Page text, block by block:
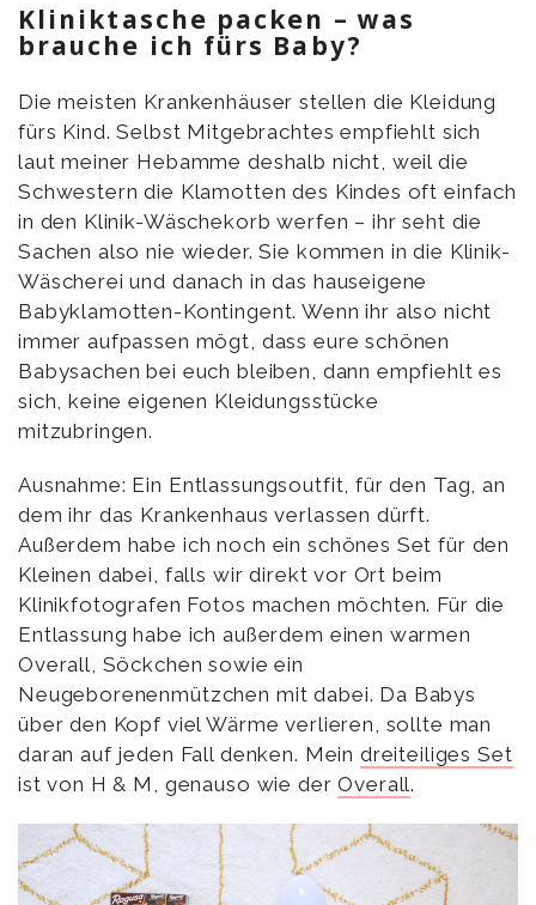
Kliniktasche packen – was
brauche ich fürs Baby?
Die meisten Krankenhäuser stellen die Kleidung
fürs Kind. Selbst Mitgebrachtes empfiehlt sich
laut meiner Hebamme deshalb nicht, weil die
Schwestern die Klamotten des Kindes oft einfach
in den Klinik-Wäschekorb werfen – ihr seht die
Sachen also nie wieder. Sie kommen in die Klinik-
Wäscherei und danach in das hauseigene
Babyklamotten-Kontingent. Wenn ihr also nicht
immer aufpassen mögt, dass eure schönen
Babysachen bei euch bleiben, dann empfiehlt es
sich, keine eigenen Kleidungsstücke
mitzubringen.
Ausnahme: Ein Entlassungsoutfit, für den Tag, an
dem ihr das Krankenhaus verlassen dürft.
Außerdem habe ich noch ein schönes Set für den
Kleinen dabei, falls wir direkt vor Ort beim
Klinikfotografen Fotos machen möchten. Für die
Entlassung habe ich außerdem einen warmen
Overall, Söckchen sowie ein
Neugeborenenmützchen mit dabei. Da Babys
über den Kopf viel Wärme verlieren, sollte man
daran auf jeden Fall denken. Mein dreiteiliges Set
ist von H & M, genauso wie derOverall.